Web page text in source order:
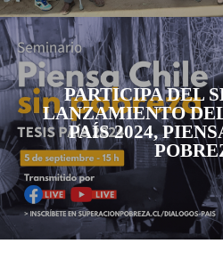
PARTICIPA DEL
LANZAMIENTO
PAÍS 2024,